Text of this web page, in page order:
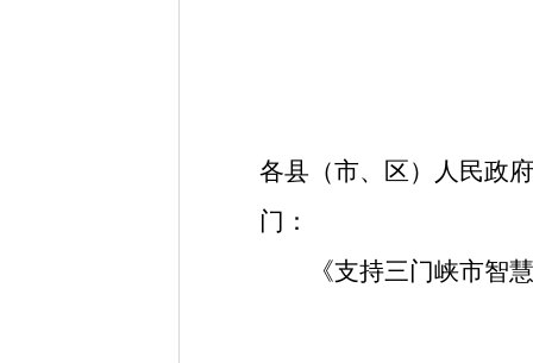
各县（市、区）人民政
门：
《支持三门峡市智慧